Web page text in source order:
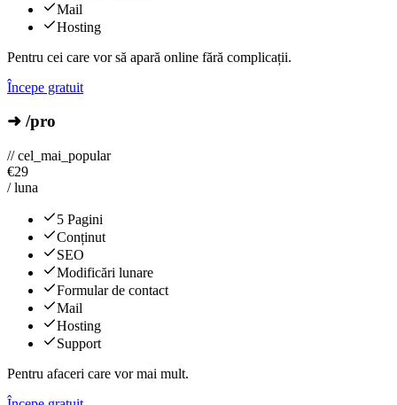
Mail
Hosting
Pentru cei care vor să apară online fără complicații.
Începe gratuit
➜ /pro
// cel_mai_popular
€29
/ luna
5 Pagini
Conținut
SEO
Modificări lunare
Formular de contact
Mail
Hosting
Support
Pentru afaceri care vor mai mult.